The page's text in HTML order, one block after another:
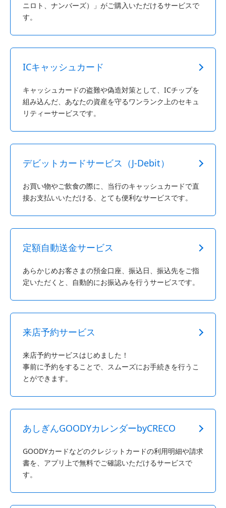
ニロト、ナンバーズ）」がご購入いただけるサービスで
す。
ICキャッシュカード
キャッシュカードの盗難や偽造対策として、ICチップを
組み込んだ、あなたの資産を守るワンランク上のセキュ
リティーサービスです。
デビットカードサービス（J-Debit）
お買い物やご飲食の際に、当行のキャッシュカードで直
接お支払いいただける、とても便利なサービスです。
定額自動送金サービス
あらかじめお客さまの預金口座、振込日、振込先をご指
定いただくと、自動的にお振込みを行うサービスです。
来店予約サービス
来店予約サービスはじめました！
事前に予約をすることで、スムーズにお手続きを行うこ
とができます。
あしぎんGOODYカレンダーbyCRECO
GOODYカードなどのクレジットカードの利用明細や請求
書を、アプリ上で無料でご確認いただけるサービスで
す。